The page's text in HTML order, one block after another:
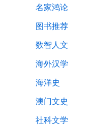
名家鸿论
图书推荐
数智人文
海外汉学
海洋史
澳门文史
社科文学